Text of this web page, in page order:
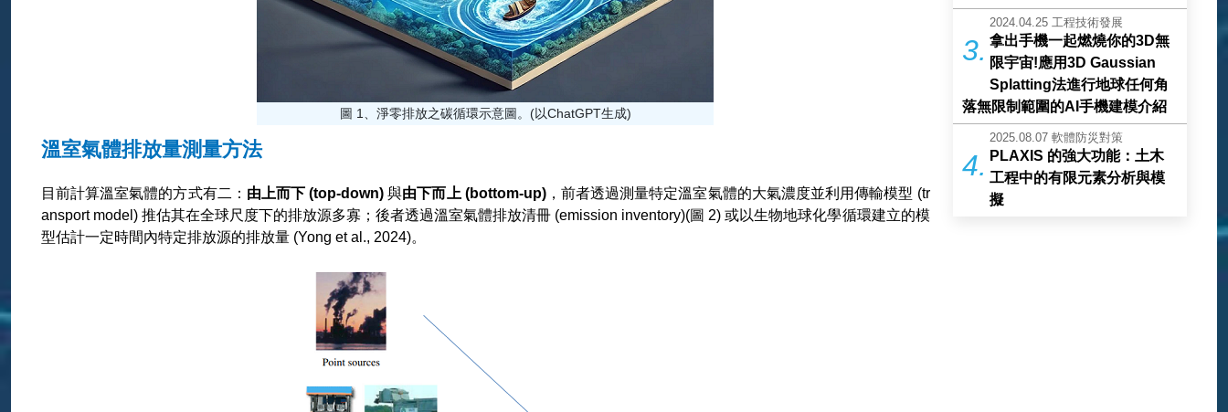
圖 1、淨零排放之碳循環示意圖。(以ChatGPT生成)
溫室氣體排放量測量方法
目前計算溫室氣體的方式有二： 由上而下 (top-down)與由下而上 (bottom-up)，前者透過測量特定溫室氣體的大氣濃度並利用傳輸模型 (tr
ansport model) 推估其在全球尺度下的排放源多寡；後者透過溫室氣體排放清冊 (emission inventory)(圖 2) 或以生物地球化學循環建立的模
型估計一定時間內特定排放源的排放量 (Yong et al., 2024)。
3.
2024.04.25 工程技術發展
拿出手機一起燃燒你的3D無
限宇宙!應用3D Gaussian
Splatting法進行地球任何角
落無限制範圍的AI手機建模介紹
4.
2025.08.07 軟體防災對策
PLAXIS 的強大功能：土木
工程中的有限元素分析與模
擬